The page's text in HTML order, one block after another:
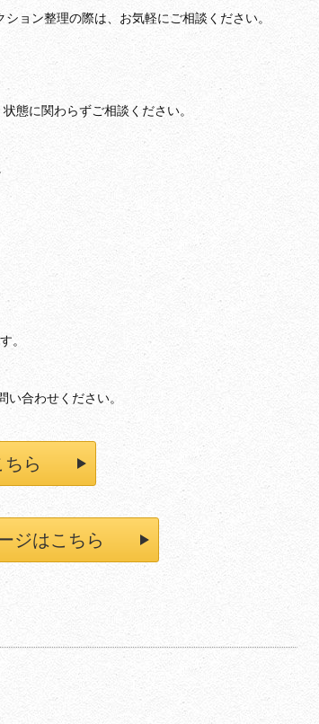
ョン整理の際は、お気軽にご相談ください。
態に関わらずご相談ください。
。
合わせください。
ら
ジはこちら